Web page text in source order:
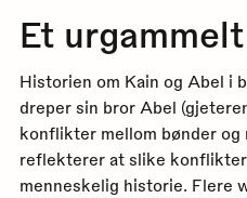
Et
Historien om Kain og Abel i
dreper sin bror Abel
konflikter mellom bønder og
reflekterer at slike konflikter
menneskelig historie. Flere